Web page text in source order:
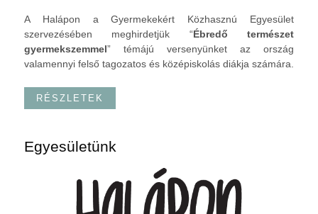
A Halápon a Gyermekekért Közhasznú Egyesület
szervezésében meghirdetjük “Ébredő természet
gyermekszemmel” témájú versenyünket az ország
valamennyi felső tagozatos és középiskolás diákja számára.
RÉSZLETEK
Egyesületünk